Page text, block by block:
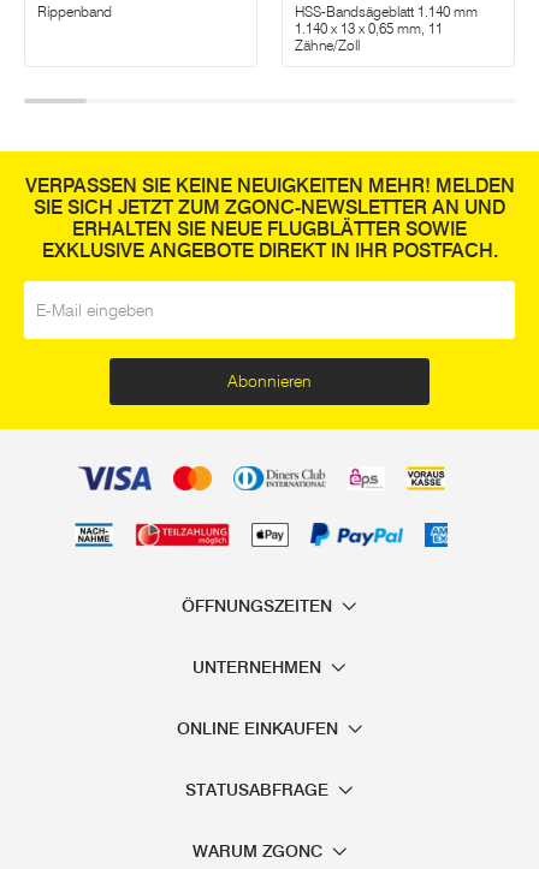
Rippenband
HSS-Bandsägeblatt 1.140 mm
1.140 x 13 x 0,65 mm, 11
Zähne/Zoll
VERPASSEN SIE KEINE NEUIGKEITEN MEHR! MELDEN
SIE SICH JETZT ZUM ZGONC-NEWSLETTER AN UND
ERHALTEN SIE NEUE FLUGBLÄTTER SOWIE
EXKLUSIVE ANGEBOTE DIREKT IN IHR POSTFACH.
Abonnieren
ÖFFNUNGSZEITEN
UNTERNEHMEN
ONLINE EINKAUFEN
STATUSABFRAGE
WARUM ZGONC